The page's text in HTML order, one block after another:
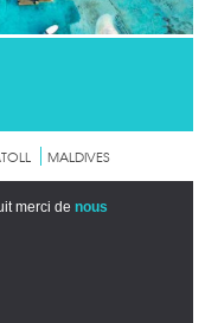
MALDIVES
merci de nous